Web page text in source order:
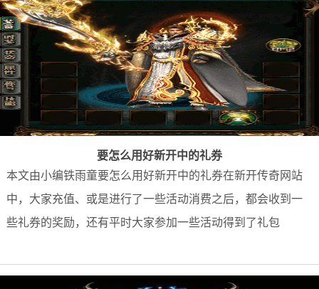
要怎么用好新开中的礼券
本文由小编铁雨童要怎么用好新开中的礼券在新开传奇网站
中，大家充值、或是进行了一些活动消费之后，都会收到一
些礼券的奖励，还有平时大家参加一些活动得到了礼包